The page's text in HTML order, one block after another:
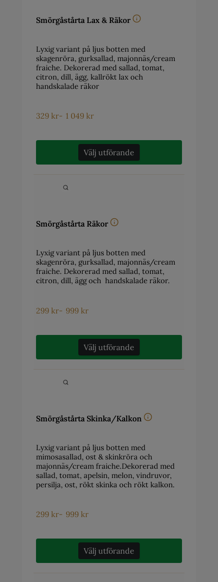
Smörgåstårta Lax & Räkor
Lyxig variant på ljus botten med
skagenröra, gurksallad, majonnäs/cream
fraiche. Dekorerad med sallad, tomat,
citron, dill, ägg, kallrökt lax och
handskalade räkor
329 kr- 1 049 kr
Välj utförande
Smörgåstårta Räkor
Lyxig variant på ljus botten med
skagenröra, gurksallad, majonnäs/cream
fraiche. Dekorerad med sallad, tomat,
citron, dill, ägg och handskalade räkor.
299 kr- 999 kr
Välj utförande
Smörgåstårta Skinka/Kalkon
Lyxig variant på ljus botten med
mimosasallad, ost & skinkröra och
majonnäs/cream fraiche.Dekorerad med
sallad, tomat, apelsin, melon, vindruvor,
persilja, ost, rökt skinka och rökt kalkon.
299 kr- 999 kr
Välj utförande